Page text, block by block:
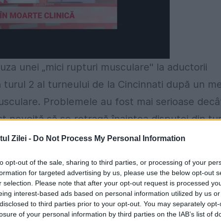
Zilei - Do Not Process My Personal Information
opt-out of the sale, sharing to third parties, or processing of your
for targeted advertising by us, please use the below opt-out
selection. Please note that after your opt-out request is processed
interest-based ads based on personal information utilized by us
to third parties prior to your opt-out. You may separately
of your personal information by third parties on the IAB’s list of
unei „mici rupturi musculare'' la aductorii
2 al turneului de la Cincinnati după un
Problemele au fost mai serioase
nevoită să se retragă înaintea disputei din
în jur de 3 luni. Mi-a fost teamă să revin,
a suferit ruptura musculară). A fost
de accidentare, așa că nu am știut cum să
mă simt în siguranță pe teren.